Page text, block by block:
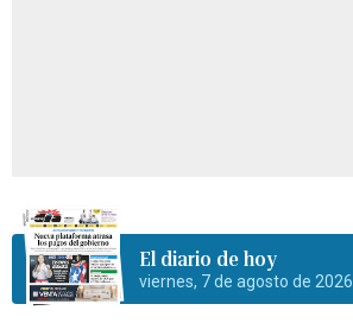
El diario de hoy
viernes, 7 de agosto de 2026